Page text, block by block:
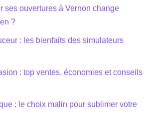
ses ouvertures à Vernon change
?
: les bienfaits des simulateurs
: top ventes, économies et conseils
: le choix malin pour sublimer votre